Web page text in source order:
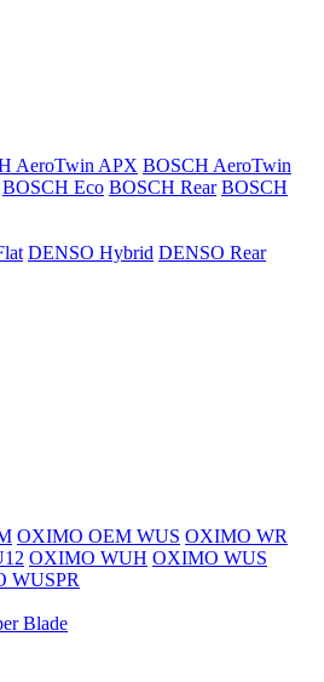
AeroTwin APX BOSCH AeroTwin
BOSCH Eco BOSCH Rear BOSCH
DENSO Hybrid DENSO Rear
OXIMO OEM WUS OXIMO WR
OXIMO WUH OXIMO WUS
WUSPR
Blade